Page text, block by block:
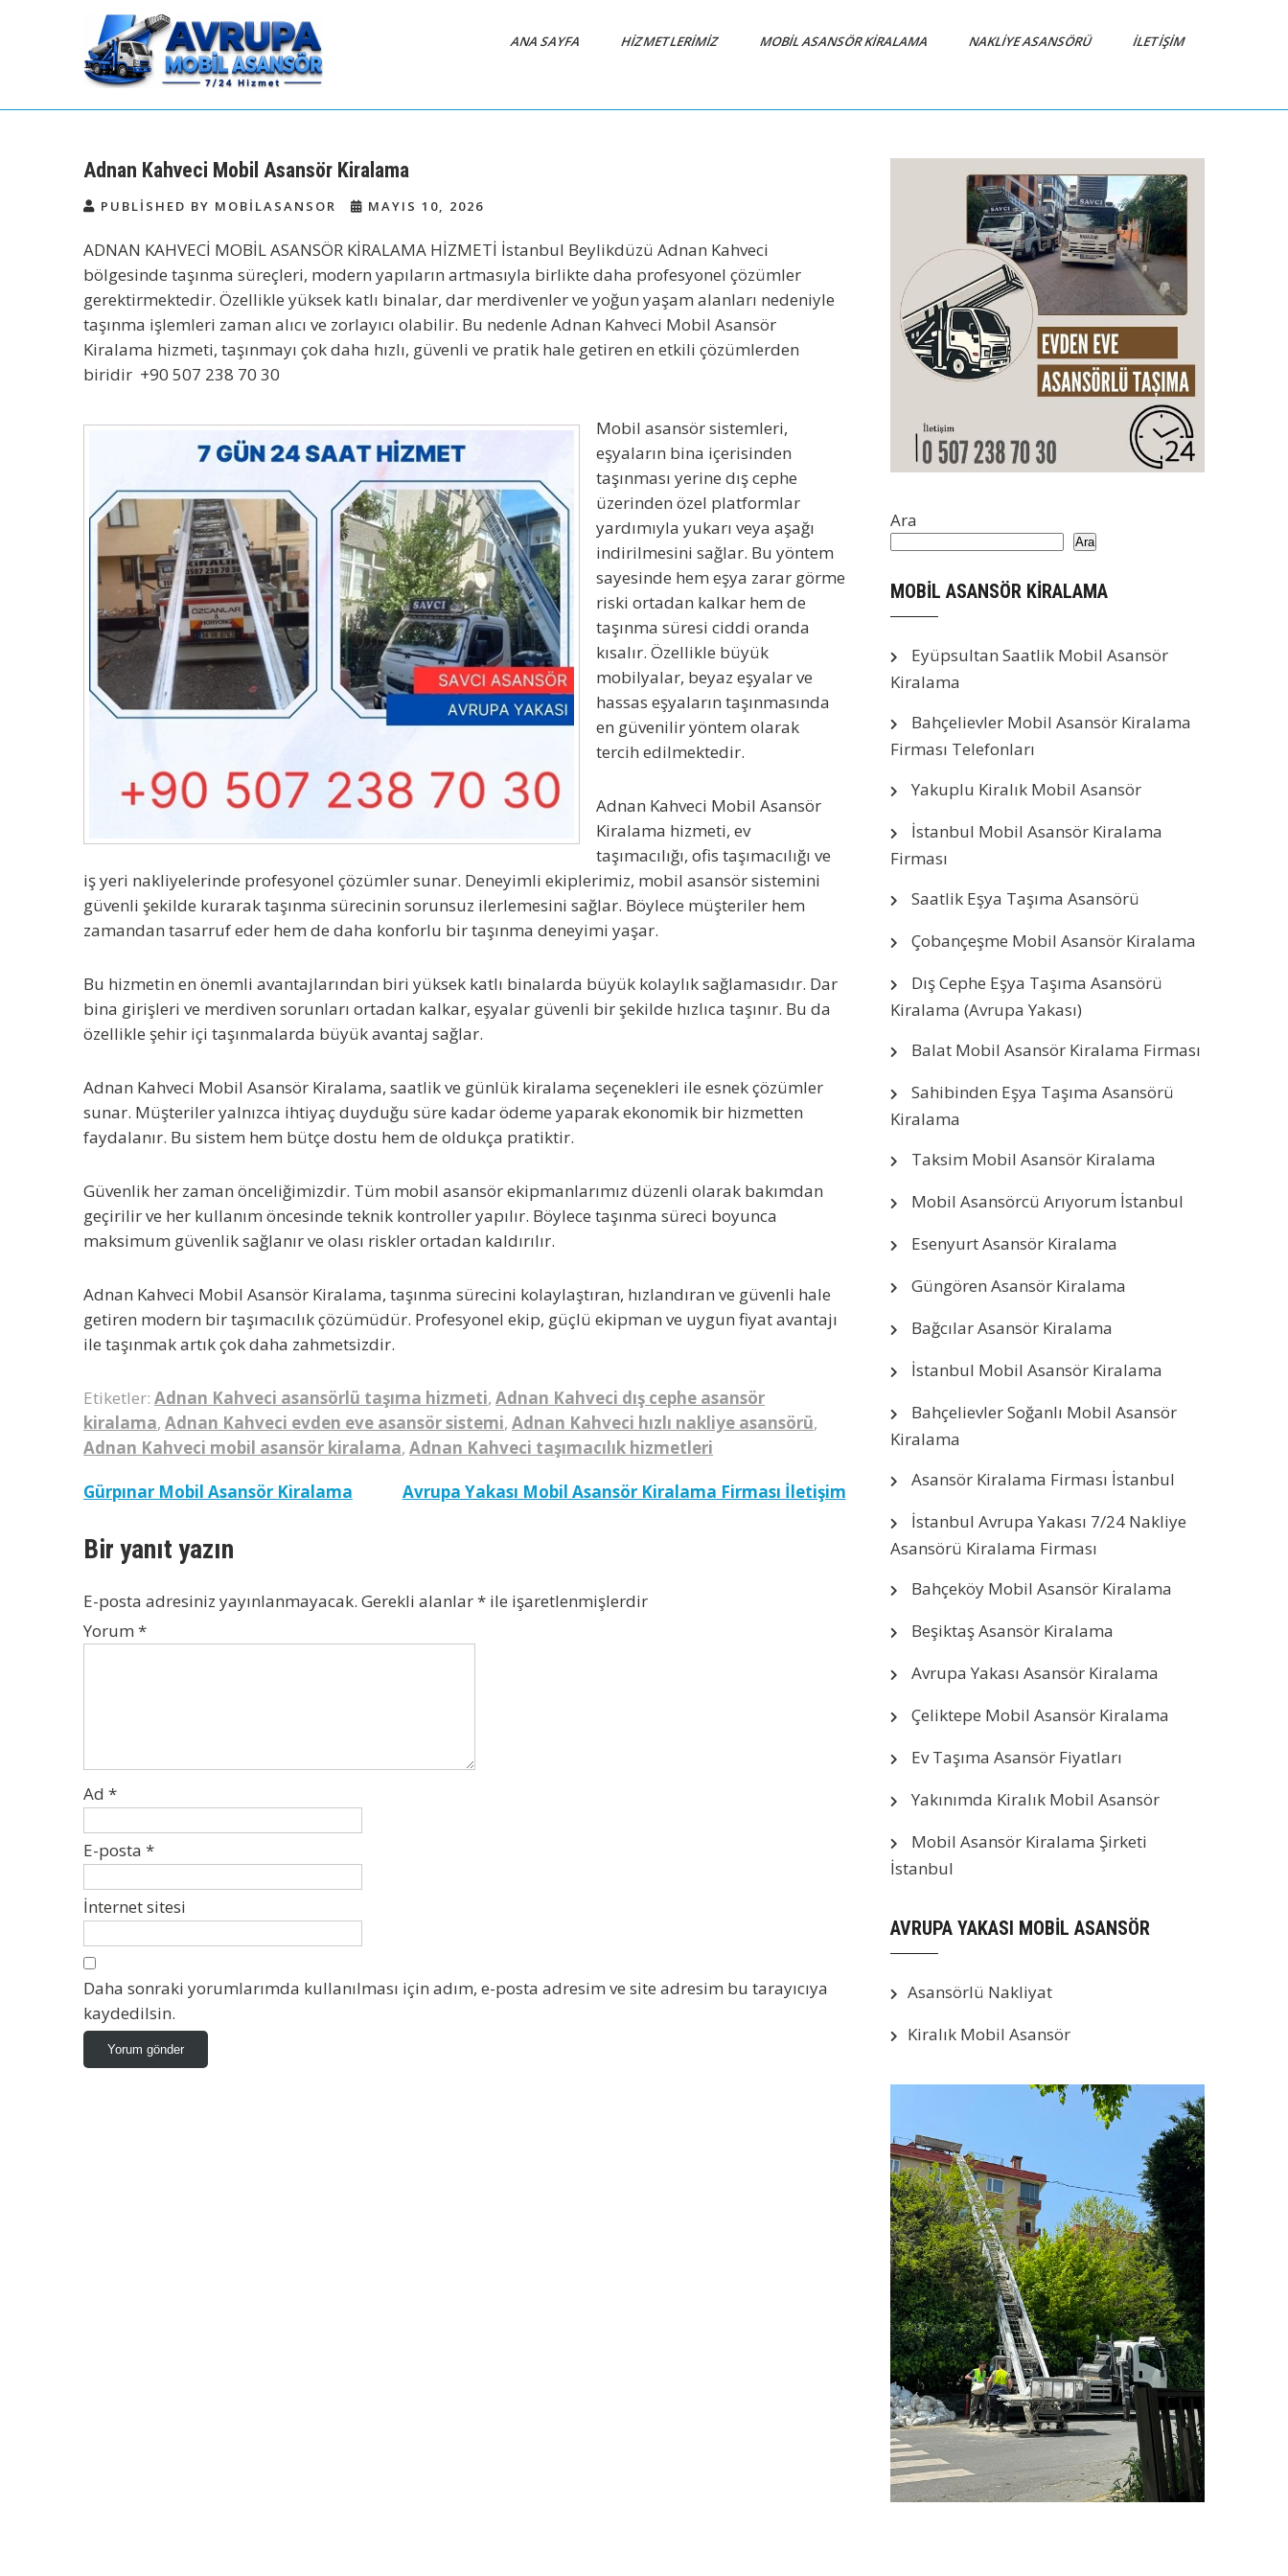
Avrupa Yakası Mobil
Kiralık Mobil Eşya Taşıma Asansörü
ANA SAYFA HIZMETLERIMIZ MOBIL ASANSÖR KIRALAMA NAKLIYE ASANSÖRÜ İLETIŞIM
Adnan Kahveci Mobil Asansör Kiralama
PUBLISHED BY MOBILASANSOR MAYIS 10, 2026
ADNAN KAHVECİ MOBİL ASANSÖR KİRALAMA HİZMETİ İstanbul Beylikdüzü Adnan Kahveci
bölgesinde taşınma süreçleri, modern yapıların artmasıyla birlikte daha profesyonel çözümler
gerektirmektedir. Özellikle yüksek katlı binalar, dar merdivenler ve yoğun yaşam alanları nedeniyle
taşınma işlemleri zaman alıcı ve zorlayıcı olabilir. Bu nedenle Adnan Kahveci Mobil Asansör
Kiralama hizmeti, taşınmayı çok daha hızlı, güvenli ve pratik hale getiren en etkili çözümlerden
biridir +90 507 238 70 30
Mobil asansör sistemleri,
eşyaların bina içerisinden
taşınması yerine dış cephe
üzerinden özel platformlar
yardımıyla yukarı veya aşağı
indirilmesini sağlar. Bu yöntem
sayesinde hem eşya zarar görme
riski ortadan kalkar hem de
taşınma süresi ciddi oranda
kısalır. Özellikle büyük
mobilyalar, beyaz eşyalar ve
hassas eşyaların taşınmasında
en güvenilir yöntem olarak
tercih edilmektedir.
Adnan Kahveci Mobil Asansör
Kiralama hizmeti, ev
taşımacılığı, ofis taşımacılığı ve
iş yeri nakliyelerinde profesyonel çözümler sunar. Deneyimli ekiplerimiz, mobil asansör sistemini
güvenli şekilde kurarak taşınma sürecinin sorunsuz ilerlemesini sağlar. Böylece müşteriler hem
zamandan tasarruf eder hem de daha konforlu bir taşınma deneyimi yaşar.
Bu hizmetin en önemli avantajlarından biri yüksek katlı binalarda büyük kolaylık sağlamasıdır. Dar
bina girişleri ve merdiven sorunları ortadan kalkar, eşyalar güvenli bir şekilde hızlıca taşınır. Bu da
özellikle şehir içi taşınmalarda büyük avantaj sağlar.
Adnan Kahveci Mobil Asansör Kiralama, saatlik ve günlük kiralama seçenekleri ile esnek çözümler
sunar. Müşteriler yalnızca ihtiyaç duyduğu süre kadar ödeme yaparak ekonomik bir hizmetten
faydalanır. Bu sistem hem bütçe dostu hem de oldukça pratiktir.
Güvenlik her zaman önceliğimizdir. Tüm mobil asansör ekipmanlarımız düzenli olarak bakımdan
geçirilir ve her kullanım öncesinde teknik kontroller yapılır. Böylece taşınma süreci boyunca
maksimum güvenlik sağlanır ve olası riskler ortadan kaldırılır.
Adnan Kahveci Mobil Asansör Kiralama, taşınma sürecini kolaylaştıran, hızlandıran ve güvenli hale
getiren modern bir taşımacılık çözümüdür. Profesyonel ekip, güçlü ekipman ve uygun fiyat avantajı
ile taşınmak artık çok daha zahmetsizdir.
Etiketler: Adnan Kahveci asansörlü taşıma hizmeti, Adnan Kahveci dış cephe asansör
kiralama, Adnan Kahveci evden eve asansör sistemi, Adnan Kahveci hızlı nakliye asansörü,
Adnan Kahveci mobil asansör kiralama, Adnan Kahveci taşımacılık hizmetleri
Yazı
Gürpınar Mobil Asansör Kiralama Avrupa Yakası Mobil Asansör Kiralama Firması İletişim
Bir yanıt yazın
E-posta adresiniz yayınlanmayacak. Gerekli alanlar* ile işaretlenmişlerdir
Yorum *
Ad *
E-posta *
İnternet sitesi
Daha sonraki yorumlarımda kullanılması için adım, e-posta adresim ve site adresim bu tarayıcıya
kaydedilsin.
Ara
Ara
MOBİL ASANSÖR KİRALAMA
Eyüpsultan Saatlik Mobil Asansör
Kiralama
Bahçelievler Mobil Asansör Kiralama
Firması Telefonları
Yakuplu Kiralık Mobil Asansör
İstanbul Mobil Asansör Kiralama
Firması
Saatlik Eşya Taşıma Asansörü
Çobançeşme Mobil Asansör Kiralama
Dış Cephe Eşya Taşıma Asansörü
Kiralama (Avrupa Yakası)
Balat Mobil Asansör Kiralama Firması
Sahibinden Eşya Taşıma Asansörü
Kiralama
Taksim Mobil Asansör Kiralama
Mobil Asansörcü Arıyorum İstanbul
Esenyurt Asansör Kiralama
Güngören Asansör Kiralama
Bağcılar Asansör Kiralama
İstanbul Mobil Asansör Kiralama
Bahçelievler Soğanlı Mobil Asansör
Kiralama
Asansör Kiralama Firması İstanbul
İstanbul Avrupa Yakası 7/24 Nakliye
Asansörü Kiralama Firması
Bahçeköy Mobil Asansör Kiralama
Beşiktaş Asansör Kiralama
Avrupa Yakası Asansör Kiralama
Çeliktepe Mobil Asansör Kiralama
Ev Taşıma Asansör Fiyatları
Yakınımda Kiralık Mobil Asansör
Mobil Asansör Kiralama Şirketi
İstanbul
AVRUPA YAKASI MOBİL ASANSÖR
Asansörlü Nakliyat
Kiralık Mobil Asansör